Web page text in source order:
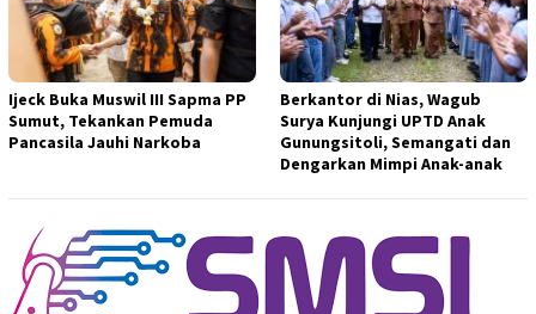
Ijeck Buka Muswil III Sapma PP
Sumut, Tekankan Pemuda
Pancasila Jauhi Narkoba
Berkantor di Nias, Wagub
Surya Kunjungi UPTD Anak
Gunungsitoli, Semangati dan
Dengarkan Mimpi Anak-anak